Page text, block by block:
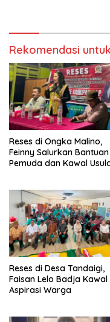
Rekomendasi
Reses di Ongka Malino,
Feinny Salurkan Bantuan
Pemuda dan Kawal
Reses di Desa Tandaigi,
Faisan Lelo Badja Kawal
Aspirasi Warga